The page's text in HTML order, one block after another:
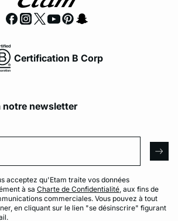
Certification B Corp
newsletter
acceptez qu'Etam traite vos données
à sa Charte de Confidentialité, aux fins de
commerciales. Vous pouvez à tout
en cliquant sur le lien "se désinscrire" figurant